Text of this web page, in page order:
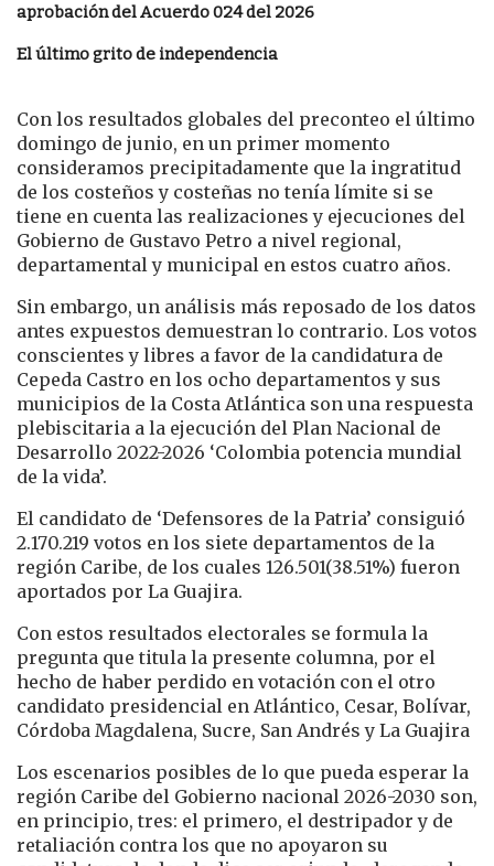
aprobación del Acuerdo 024 del 2026
El último grito de independencia
Con los resultados globales del preconteo el último
domingo de junio, en un primer momento
consideramos precipitadamente que la ingratitud
de los costeños y costeñas no tenía límite si se
tiene en cuenta las realizaciones y ejecuciones del
Gobierno de Gustavo Petro a nivel regional,
departamental y municipal en estos cuatro años.
Sin embargo, un análisis más reposado de los datos
antes expuestos demuestran lo contrario. Los votos
conscientes y libres a favor de la candidatura de
Cepeda Castro en los ocho departamentos y sus
municipios de la Costa Atlántica son una respuesta
plebiscitaria a la ejecución del Plan Nacional de
Desarrollo 2022-2026 ‘Colombia potencia mundial
de la vida’.
El candidato de ‘Defensores de la Patria’ consiguió
2.170.219 votos en los siete departamentos de la
región Caribe, de los cuales 126.501(38.51%) fueron
aportados por La Guajira.
Con estos resultados electorales se formula la
pregunta que titula la presente columna, por el
hecho de haber perdido en votación con el otro
candidato presidencial en Atlántico, Cesar, Bolívar,
Córdoba Magdalena, Sucre, San Andrés y La Guajira
Los escenarios posibles de lo que pueda esperar la
región Caribe del Gobierno nacional 2026-2030 son,
en principio, tres: el primero, el destripador y de
retaliación contra los que no apoyaron su